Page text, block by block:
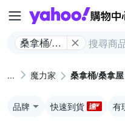
桑拿桶/桑
魔力家 桑拿桶/桑拿屋
品牌 快速到貨 有